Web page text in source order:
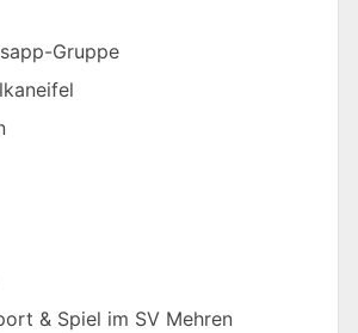
Gruppe
& Spiel im SV Mehren